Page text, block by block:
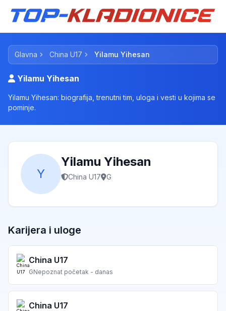
Glavna China U17 Yilamu Yihesan
Yilamu Yihesan
Yilamu Yihesan: biografija, trenutni tim, uloga i vesti u kojima se
pominje.
Y
Yilamu Yihesan
China U17 G
Karijera i uloge
China U17
GNepoznat početak - danas
China U17